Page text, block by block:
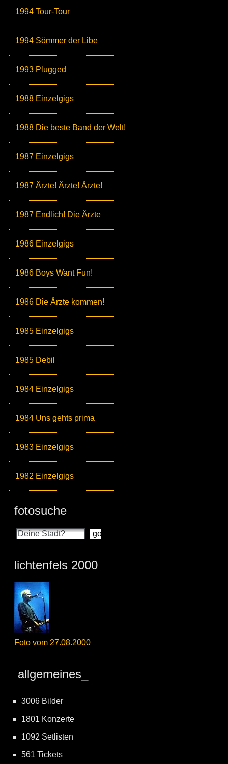
1994 Tour-Tour
1994 Sömmer der Libe
1993 Plugged
1988 Einzelgigs
1988 Die beste Band der Welt!
1987 Einzelgigs
1987 Ärzte! Ärzte! Ärzte!
1987 Endlich! Die Ärzte
1986 Einzelgigs
1986 Boys Want Fun!
1986 Die Ärzte kommen!
1985 Einzelgigs
1985 Debil
1984 Einzelgigs
1984 Uns gehts prima
1983 Einzelgigs
1982 Einzelgigs
fotosuche
lichtenfels 2000
Foto vom 27.08.2000
allgemeines_
3006 Bilder
1801 Konzerte
1092 Setlisten
561 Tickets